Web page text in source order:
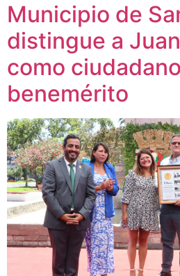
Municipio de
distingue a
como ciudadano
benemérito